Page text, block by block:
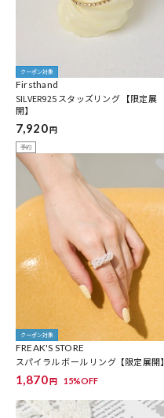
クーポン対象
Firsthand
SILVER925 スタッズリング 【限定展
開】
7,920円
予約
クーポン対象
FREAK'S STORE
スパイラル ボール リング【限定展開】
1,870円 15%OFF